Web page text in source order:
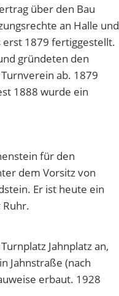
über den Bau
an Halle und
erst 1879 fertiggestellt.
gründeten den
ab. 1879
1888 wurde ein
für den
dem Vorsitz von
Er ist heute ein
Jahnplatz an,
Jahnstraße (nach
erbaut. 1928